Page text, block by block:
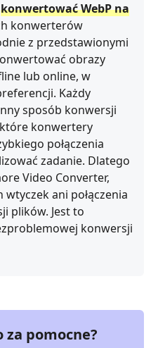
konwertować WebP na
konwerterów
z przedstawionymi
obrazy
lub online, w
Każdy
sposób konwersji
konwertery
połączenia
zadanie. Dlatego
Video Converter,
ani połączenia
plików. Jest to
konwersji
za pomocne?